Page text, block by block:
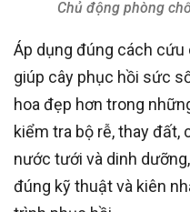
Chủ động phòng
Áp dụng đúng cách cứu
giúp cây phục hồi sức
hoa đẹp hơn trong
kiểm tra bộ rễ, thay
nước tưới và dinh
đúng kỹ thuật và kiên